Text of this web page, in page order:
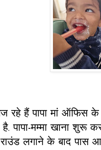
रहे हैं पापा मां ऑफिस के
पापा-मम्मा खाना शुरू
लगाने के बाद पास